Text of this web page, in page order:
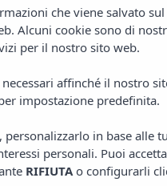
che viene salvato
Alcuni cookie sono di
per il nostro sito web.
affinché il nostro
impostazione predefinita.
in base alle
personali. Puoi
RIFIUTAo configurarli
che viene salvato
Alcuni cookie sono di
per il nostro sito web.
affinché il nostro
impostazione predefinita.
in base alle
personali. Puoi
RIFIUTAo configurarli